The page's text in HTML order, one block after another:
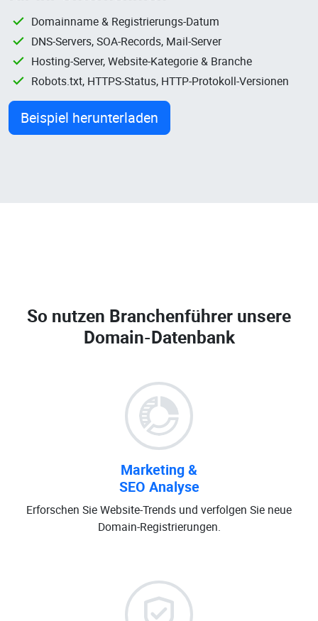
Domainname & Registrierungs-Datum
DNS-Servers, SOA-Records, Mail-Server
Hosting-Server, Website-Kategorie & Branche
Robots.txt, HTTPS-Status, HTTP-Protokoll-Versionen
Beispiel herunterladen
So nutzen Branchenführer unsere
Domain-Datenbank
Marketing &
SEO Analyse
Erforschen Sie Website-Trends und verfolgen Sie neue
Domain-Registrierungen.